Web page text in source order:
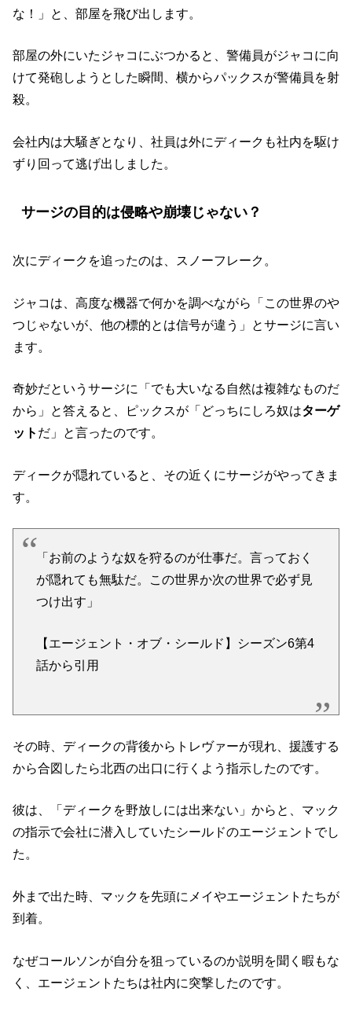
な！」と、部屋を飛び出します。
部屋の外にいたジャコにぶつかると、警備員がジャコに向
けて発砲しようとした瞬間、横からパックスが警備員を射
殺。
会社内は大騒ぎとなり、社員は外にディークも社内を駆け
ずり回って逃げ出しました。
サージの目的は侵略や崩壊じゃない？
次にディークを追ったのは、スノーフレーク。
ジャコは、高度な機器で何かを調べながら「この世界のや
つじゃないが、他の標的とは信号が違う」とサージに言い
ます。
奇妙だというサージに「でも大いなる自然は複雑なものだ
から」と答えると、ピックスが「どっちにしろ奴はターゲ
ット だ」と言ったのです。
ディークが隠れていると、その近くにサージがやってきま
す。
「お前のような奴を狩るのが仕事だ。言っておく
が隠れても無駄だ。この世界か次の世界で必ず見
つけ出す」
【エージェント・オブ・シールド】シーズン6第4
話から引用
その時、ディークの背後からトレヴァーが現れ、援護する
から合図したら北西の出口に行くよう指示したのです。
彼は、「ディークを野放しには出来ない」からと、マック
の指示で会社に潜入していたシールドのエージェントでし
た。
外まで出た時、マックを先頭にメイやエージェントたちが
到着。
なぜコールソンが自分を狙っているのか説明を聞く暇もな
く、エージェントたちは社内に突撃したのです。